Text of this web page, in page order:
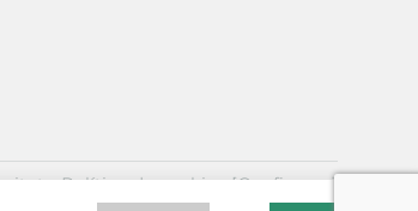
·Política de cookies [Configurar]